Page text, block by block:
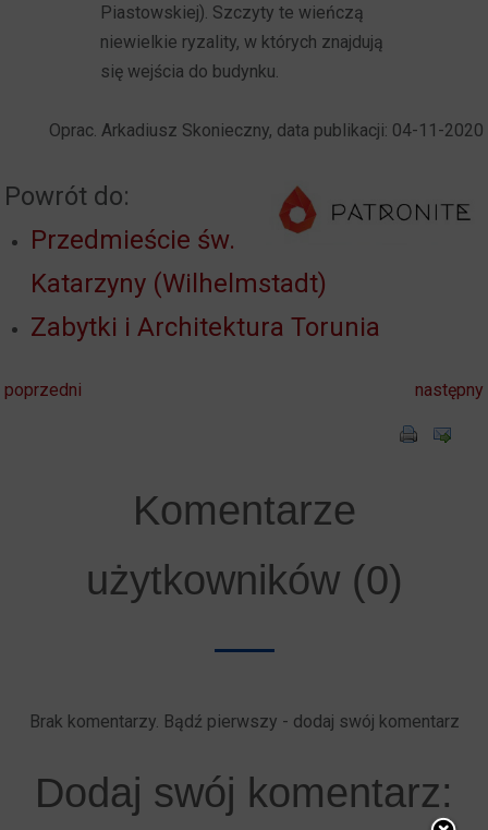
Piastowskiej). Szczyty te wieńczą
niewielkie ryzality, w których znajdują
się wejścia do budynku.
Oprac. Arkadiusz Skonieczny, data publikacji: 04-11-2020
Powrót do:
Przedmieście św.
Katarzyny (Wilhelmstadt)
Zabytki i Architektura Torunia
poprzedni następny
Komentarze
użytkowników (0)
Brak komentarzy. Bądź pierwszy - dodaj swój komentarz
Dodaj swój komentarz: